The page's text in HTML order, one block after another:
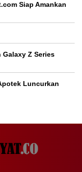
Siap Amankan
Z Series
Luncurkan